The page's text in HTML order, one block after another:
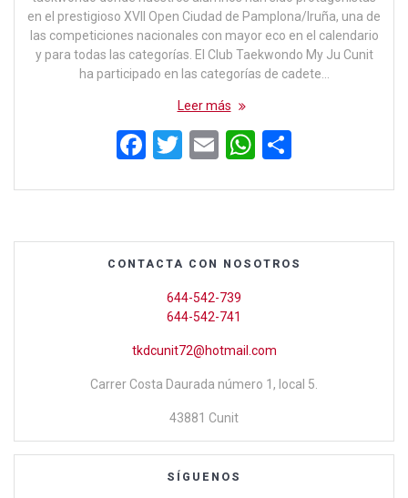
en el prestigioso XVII Open Ciudad de Pamplona/Iruña, una de
las competiciones nacionales con mayor eco en el calendario
y para todas las categorías. El Club Taekwondo My Ju Cunit
ha participado en las categorías de cadete…
Leer más
F
b
o
o
k
T
er
E
W
s
A
p
ar
CONTACTA CON NOSOTROS
644-542-739
644-542-741
tkdcunit72@hotmail.com
Carrer Costa Daurada número 1, local 5.
43881 Cunit
SÍGUENOS